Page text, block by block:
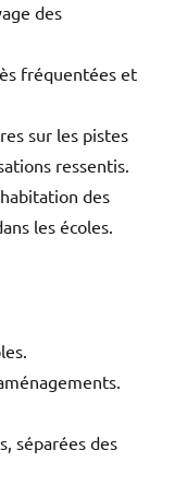
des
fréquentées et
sur les pistes
ressentis.
des
les écoles.
séparées des